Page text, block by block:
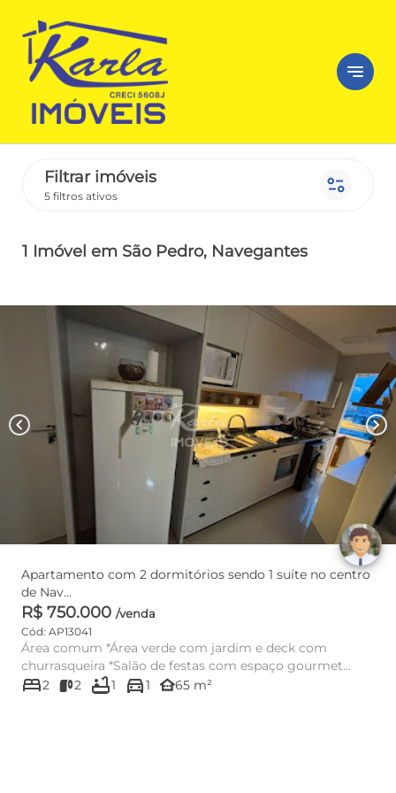
notes
Filtrar imóveis
5 filtros ativos page_info
1 Imóvel em São Pedro, Navegantes
chevron_left chevron_right
Apartamento com 2 dormitórios sendo 1 suíte no centro
de Nav...
R$ 750.000 /venda
Cód: AP13041
Área comum *Área verde com jardim e deck com
churrasqueira *Salão de festas com espaço gourmet
*Espaço fitness *Sala ...
bed2 2 bathtub1 directions_car1 other_houses65 m²